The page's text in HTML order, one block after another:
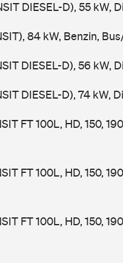
DIESEL-D), 55 kW,
84 kW, Benzin,
DIESEL-D), 56 kW,
DIESEL-D), 74 kW,
FT 100L, HD, 150,
FT 100L, HD, 150,
FT 100L, HD, 150,